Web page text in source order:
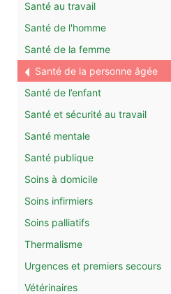
Santé au travail
Santé de l'homme
Santé de la femme
Santé de la personne âgée
Santé de l’enfant
Santé et sécurité au travail
Santé mentale
Santé publique
Soins à domicile
Soins infirmiers
Soins palliatifs
Thermalisme
Urgences et premiers secours
Vétérinaires